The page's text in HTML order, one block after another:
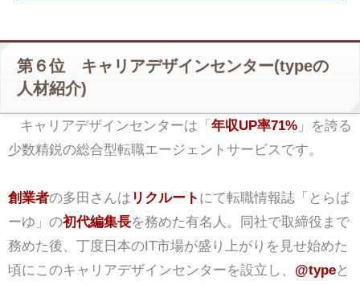
第６位 キャリアデザインセンター(typeの
人材紹介)
キャリアデザインセンターは「 年収UP率71%」を誇る
少数精鋭の総合型転職エージェントサービスです。
創業者の多田さんは リクルート にて転職情報誌「とらば
ーゆ」の初代編集長を務めた有名人。同社で取締役まで
務めた後、丁度日本のIT市場が盛り上がりを見せ始めた
頃にこのキャリアデザインセンターを設立し、 @typeと